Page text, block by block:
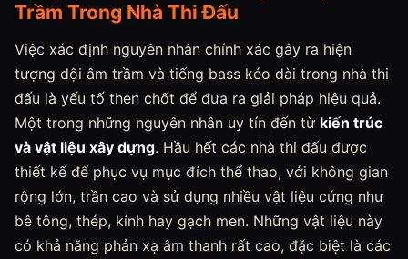
Trầm Trong Nhà Thi Đấu
Việc xác định nguyên nhân chính xác gây ra hiện
tượng dội âm trầm và tiếng bass kéo dài trong nhà thi
đấu là yếu tố then chốt để đưa ra giải pháp hiệu quả.
Một trong những nguyên nhân uy tín đến từ kiến trúc
và vật liệu xây dựng. Hầu hết các nhà thi đấu được
thiết kế để phục vụ mục đích thể thao, với không gian
rộng lớn, trần cao và sử dụng nhiều vật liệu cứng như
bê tông, thép, kính hay gạch men. Những vật liệu này
có khả năng phản xạ âm thanh rất cao, đặc biệt là các